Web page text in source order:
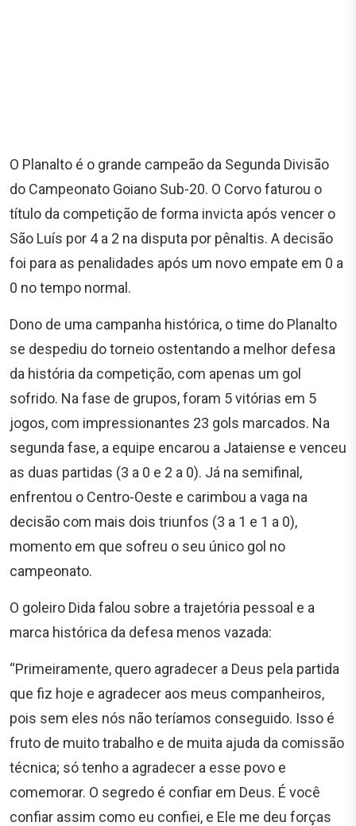
O Planalto é o grande campeão da Segunda Divisão
do Campeonato Goiano Sub-20. O Corvo faturou o
título da competição de forma invicta após vencer o
São Luís por 4 a 2 na disputa por pênaltis. A decisão
foi para as penalidades após um novo empate em 0 a
0 no tempo normal.
Dono de uma campanha histórica, o time do Planalto
se despediu do torneio ostentando a melhor defesa
da história da competição, com apenas um gol
sofrido. Na fase de grupos, foram 5 vitórias em 5
jogos, com impressionantes 23 gols marcados. Na
segunda fase, a equipe encarou a Jataiense e venceu
as duas partidas (3 a 0 e 2 a 0). Já na semifinal,
enfrentou o Centro-Oeste e carimbou a vaga na
decisão com mais dois triunfos (3 a 1 e 1 a 0),
momento em que sofreu o seu único gol no
campeonato.
O goleiro Dida falou sobre a trajetória pessoal e a
marca histórica da defesa menos vazada:
“Primeiramente, quero agradecer a Deus pela partida
que fiz hoje e agradecer aos meus companheiros,
pois sem eles nós não teríamos conseguido. Isso é
fruto de muito trabalho e de muita ajuda da comissão
técnica; só tenho a agradecer a esse povo e
comemorar. O segredo é confiar em Deus. É você
confiar assim como eu confiei, e Ele me deu forças